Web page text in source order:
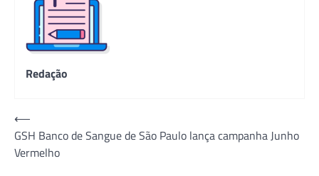
Redação
Navegação
de
Post
⟵
GSH Banco de Sangue de São Paulo lança campanha Junho
Vermelho